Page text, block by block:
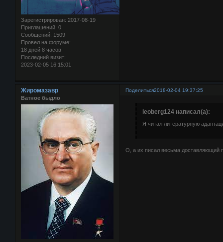
Зарегистрирован: 2017-08-19
Приглашений: 0
Сообщений: 1509
Провел на форуме:
18 дней 8 часов
Последний визит:
2023-02-05 16:15:01
Поделиться2018-02-04 19:37:25
Жиромазавр
Ватное быдло
leoberg124 написал(а):
Я читал литературную
О, а их писал весьма доставляющий